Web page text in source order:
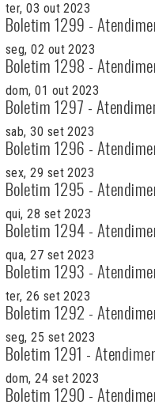
ter, 03 out 2023
Boletim 1299 -
seg, 02 out 2023
Boletim 1298 -
dom, 01 out 2023
Boletim 1297 -
sab, 30 set 2023
Boletim 1296 -
sex, 29 set 2023
Boletim 1295 -
qui, 28 set 2023
Boletim 1294 -
qua, 27 set 2023
Boletim 1293 -
ter, 26 set 2023
Boletim 1292 -
seg, 25 set 2023
Boletim 1291 -
dom, 24 set 2023
Boletim 1290 -